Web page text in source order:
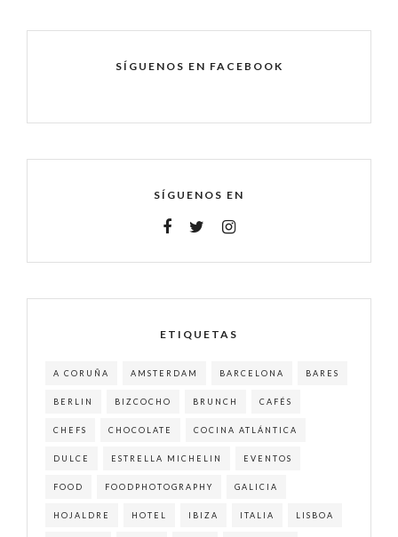
SÍGUENOS EN FACEBOOK
SÍGUENOS EN
ETIQUETAS
A CORUÑA AMSTERDAM BARCELONA BARES
BERLIN BIZCOCHO BRUNCH CAFÉS
CHEFS CHOCOLATE COCINA ATLÁNTICA
DULCE ESTRELLA MICHELIN EVENTOS
FOOD FOODPHOTOGRAPHY GALICIA
HOJALDRE HOTEL IBIZA ITALIA LISBOA